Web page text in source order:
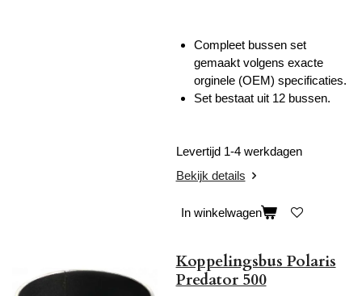
Compleet bussen set
gemaakt volgens exacte
orginele (OEM) specificaties.
Set bestaat uit 12 bussen.
Levertijd 1-4 werkdagen
Bekijk details
In winkelwagen
Koppelingsbus Polaris
Predator 500